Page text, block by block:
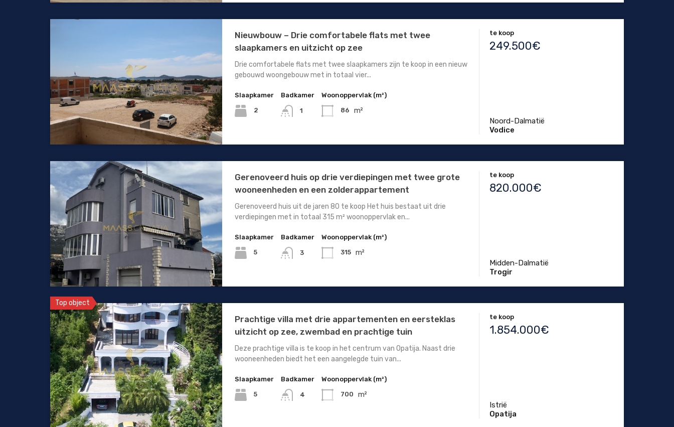
Nieuwbouw – Drie comfortabele flats met twee
slaapkamers en uitzicht op zee
Drie comfortabele flats met twee slaapkamers zijn te koop in een nieuw
gebouwd woongebouw met in totaal vier...
Slaapkamer
2
Badkamer
1
Woonoppervlak (m²)
86 m²
te koop
249.500€
Noord-Dalmatië
Vodice
Gerenoveerd huis op drie verdiepingen met twee grote
wooneenheden en een zolderappartement
Gerenoveerd huis uit de jaren 80 te koop Het huis bestaat uit drie
verdiepingen met in totaal 315 m² woonoppervlak en...
Slaapkamer
5
Badkamer
3
Woonoppervlak (m²)
315 m²
te koop
820.000€
Midden-Dalmatië
Trogir
Top object
Prachtige villa met drie appartementen en eersteklas
uitzicht op zee, zwembad en prachtige tuin
Deze prachtige villa is te koop in het centrum van Opatija. Naast drie
wooneenheden biedt het een aangelegde tuin van...
Slaapkamer
5
Badkamer
4
Woonoppervlak (m²)
700 m²
te koop
1.854.000€
Istrië
Opatija